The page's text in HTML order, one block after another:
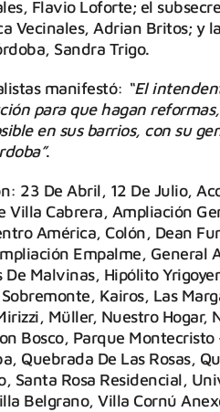
Flavio Loforte; el
Vecinales, Adrian Britos; y
Sandra Trigo.
manifestó: “El
para que hagan
en sus barrios, con su
.
23 De Abril, 12 De Julio,
Villa Cabrera, Ampliación
América, Colón, Dean
Empalme, General
Malvinas, Hipólito
Kairos, Las
Müller, Nuestro Hogar,
Bosco, Parque Montecristo
Quebrada De Las Rosas,
Santa Rosa Residencial,
Belgrano, Villa Cornú